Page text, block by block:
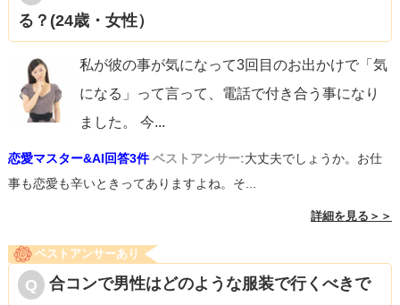
る？(24歳・女性）
私が彼の事が気になって3回目のお出かけで「気
になる」って言って、電話で付き合う事になり
ました。 今...
恋愛マスター&AI回答3件 ベストアンサー:大丈夫でしょうか。お仕
事も恋愛も辛いときってありますよね。そ...
詳細を見る＞＞
ベストアンサーあり
合コンで男性はどのような服装で行くべきで